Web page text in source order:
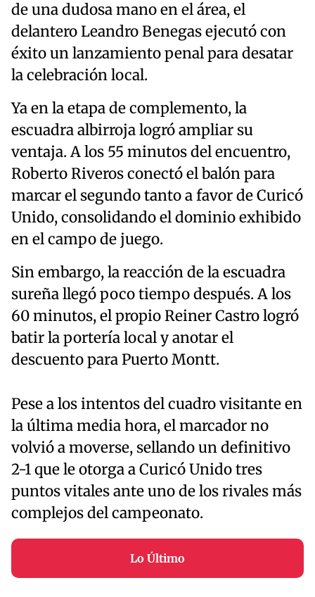
de una dudosa mano en el área, el
delantero Leandro Benegas ejecutó con
éxito un lanzamiento penal para desatar
la celebración local.
Ya en la etapa de complemento, la
escuadra albirroja logró ampliar su
ventaja. A los 55 minutos del encuentro,
Roberto Riveros conectó el balón para
marcar el segundo tanto a favor de Curicó
Unido, consolidando el dominio exhibido
en el campo de juego.
Sin embargo, la reacción de la escuadra
sureña llegó poco tiempo después. A los
60 minutos, el propio Reiner Castro logró
batir la portería local y anotar el
descuento para Puerto Montt.
Pese a los intentos del cuadro visitante en
la última media hora, el marcador no
volvió a moverse, sellando un definitivo
2-1 que le otorga a Curicó Unido tres
puntos vitales ante uno de los rivales más
complejos del campeonato.
Lo Último